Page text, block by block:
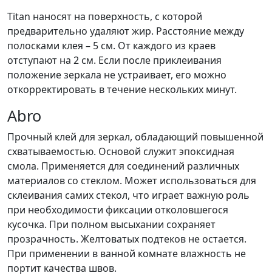
Titan наносят на поверхность, с которой
предварительно удаляют жир. Расстояние между
полосками клея – 5 см. От каждого из краев
отступают на 2 см. Если после приклеивания
положение зеркала не устраивает, его можно
откорректировать в течение нескольких минут.
Abro
Прочный клей для зеркал, обладающий повышенной
схватываемостью. Основой служит эпоксидная
смола. Применяется для соединений различных
материалов со стеклом. Может использоваться для
склеивания самих стекол, что играет важную роль
при необходимости фиксации отколовшегося
кусочка. При полном высыхании сохраняет
прозрачность. Желтоватых подтеков не остается.
При применении в ванной комнате влажность не
портит качества швов.